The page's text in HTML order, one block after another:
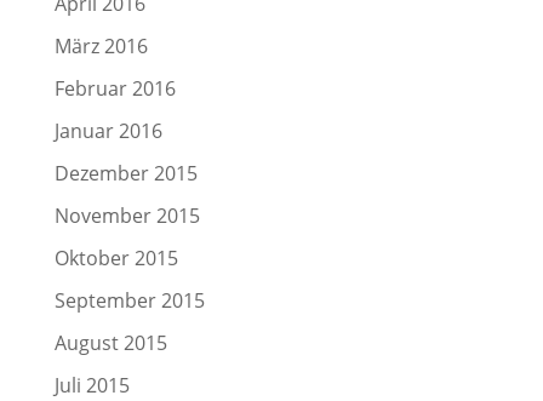
März 2016
Februar 2016
Januar 2016
Dezember 2015
November 2015
Oktober 2015
September 2015
August 2015
Juli 2015